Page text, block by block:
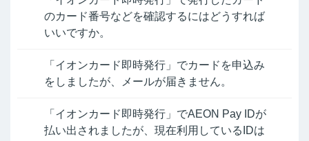
のカード番号などを確認するにはどうすれば
いいですか。
「イオンカード即時発行」でカードを申込み
をしましたが、メールが届きません。
「イオンカード即時発行」でAEON Pay IDが
払い出されましたが、現在利用しているIDは